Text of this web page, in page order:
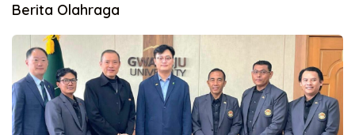
Berita Olahraga